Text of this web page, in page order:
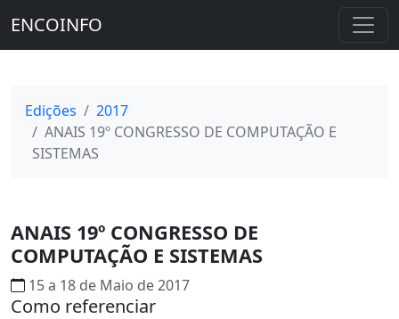
ENCOINFO
Edições
2017
ANAIS 19º CONGRESSO DE COMPUTAÇÃO E
SISTEMAS
ANAIS 19º CONGRESSO DE
COMPUTAÇÃO E SISTEMAS
15 a 18 de Maio de 2017
Como referenciar